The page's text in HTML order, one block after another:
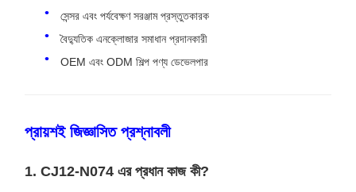
সেন্সর এবং পর্যবেক্ষণ সরঞ্জাম প্রস্তুতকারক
বৈদ্যুতিক এনক্লোজার সমাধান প্রদানকারী
OEM এবং ODM শিল্প পণ্য ডেভেলপার
প্রায়শই জিজ্ঞাসিত প্রশ্নাবলী
1. CJ12-N074 এর প্রধান কাজ কী?